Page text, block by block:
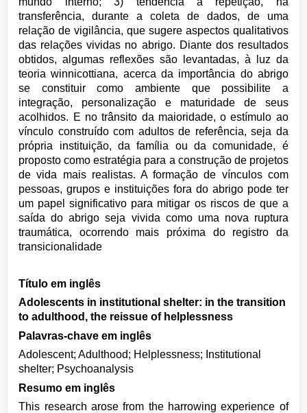
transferência, durante a coleta de dados, de uma
relação de vigilância, que sugere aspectos qualitativos
das relações vividas no abrigo. Diante dos resultados
obtidos, algumas reflexões são levantadas, à luz da
teoria winnicottiana, acerca da importância do abrigo
se constituir como ambiente que possibilite a
integração, personalização e maturidade de seus
acolhidos. E no trânsito da maioridade, o estímulo ao
vínculo construído com adultos de referência, seja da
própria instituição, da família ou da comunidade, é
proposto como estratégia para a construção de projetos
de vida mais realistas. A formação de vínculos com
pessoas, grupos e instituições fora do abrigo pode ter
um papel significativo para mitigar os riscos de que a
saída do abrigo seja vivida como uma nova ruptura
traumática, ocorrendo mais próxima do registro da
transicionalidade
Título em inglês
Adolescents in institutional shelter: in the transition
to adulthood, the reissue of helplessness
Palavras-chave em inglês
Adolescent; Adulthood; Helplessness; Institutional
shelter; Psychoanalysis
Resumo em inglês
This research arose from the harrowing experience of